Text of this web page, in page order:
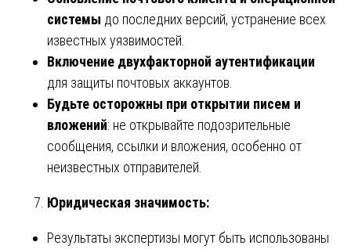
системы до последних версий, устранение всех
известных уязвимостей.
Включение двухфакторной аутентификации
для защиты почтовых аккаунтов.
Будьте осторожны при открытии писем и
вложений: не открывайте подозрительные
сообщения, ссылки и вложения, особенно от
неизвестных отправителей.
Юридическая значимость:
Результаты экспертизы могут быть использованы